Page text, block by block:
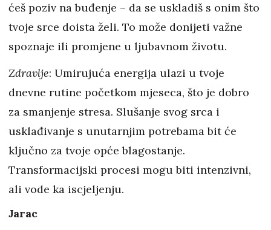
ćeš poziv na buđenje – da se uskladiš s onim što
tvoje srce doista želi. To može donijeti važne
spoznaje ili promjene u ljubavnom životu.
Zdravlje: Umirujuća energija ulazi u tvoje
dnevne rutine početkom mjeseca, što je dobro
za smanjenje stresa. Slušanje svog srca i
usklađivanje s unutarnjim potrebama bit će
ključno za tvoje opće blagostanje.
Transformacijski procesi mogu biti intenzivni,
ali vode ka iscjeljenju.
Jarac